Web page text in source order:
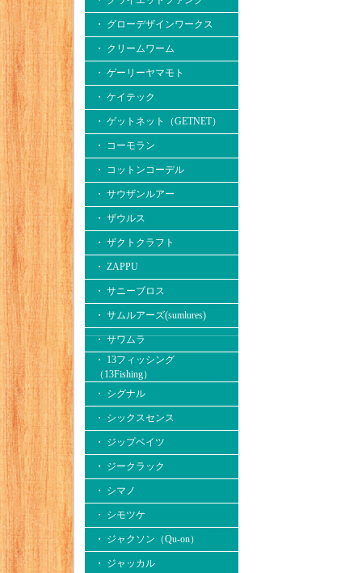
・ グローデザインワークス
・ クリームワーム
・ ゲーリーヤマモト
・ ケイテック
・ ゲットネット（GETNET）
・ コーモラン
・ コットンコーデル
・ サウザンルアー
・ ザウルス
・ ザクトクラフト
・ ZAPPU
・ サニーブロス
・ サムルアーズ(sumlures)
・ サワムラ
・ 13フィッシング
（13Fishing）
・ シグナル
・ シックスセンス
・ ジップベイツ
・ ジークラック
・ シマノ
・ シモツケ
・ ジャクソン（Qu-on）
・ ジャッカル